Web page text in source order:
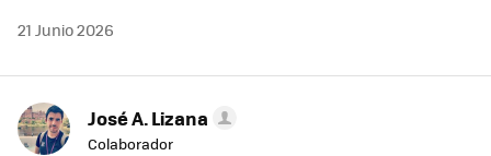
21 Junio 2026
José A. Lizana
Colaborador